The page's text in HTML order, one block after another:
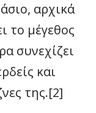
αρχικά
το μέγεθος
συνεχίζει
και
της.[2]